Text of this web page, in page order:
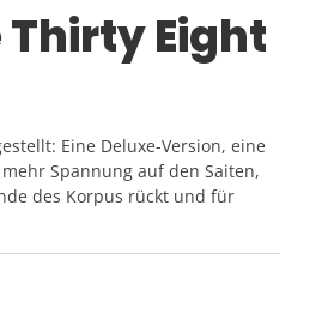
& Stative
Taschen
Percussion für Kinder
Cowbells & Blocks
Cajon
Noten für Querflöte
Noten für Klarinette
Instrumentenständer
Mikrofonständer
Notenständer
Eight
Eine Deluxe-Version, eine
Spannung auf den Saiten,
des Korpus rückt und für